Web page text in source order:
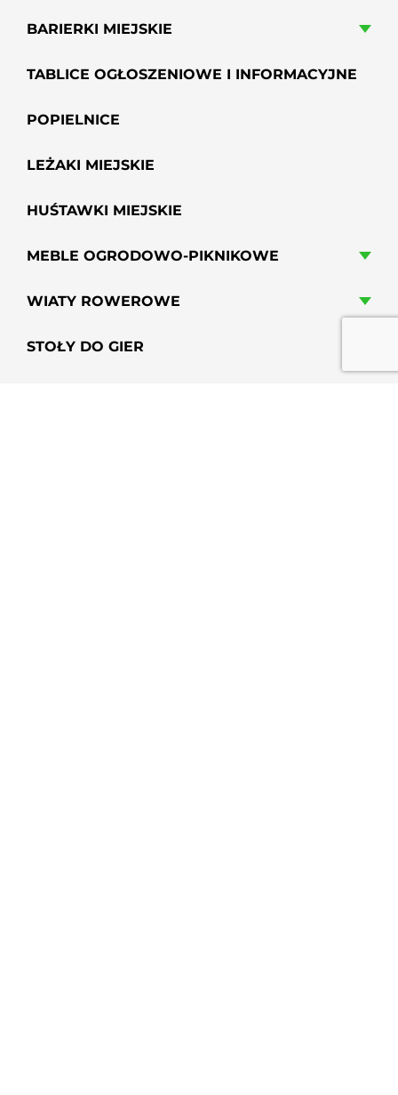
BARIERKI MIEJSKIE
TABLICE OGŁOSZENIOWE I INFORMACYJNE
POPIELNICE
LEŻAKI MIEJSKIE
HUŚTAWKI MIEJSKIE
MEBLE OGRODOWO-PIKNIKOWE
WIATY ROWEROWE
STOŁY DO GIER